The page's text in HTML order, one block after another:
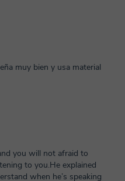
muy bien y usa material
you will not afraid to
to you.He explained
when he’s speaking